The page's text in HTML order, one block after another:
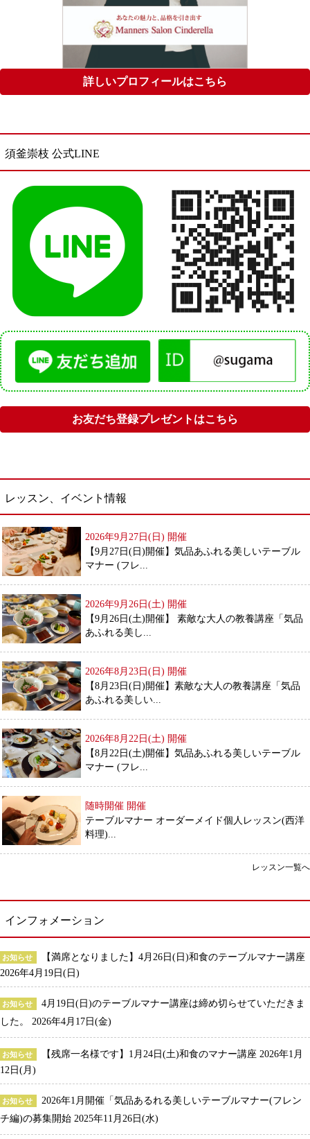
詳しいプロフィールはこちら
須釜崇枝 公式LINE
お友だち登録プレゼントはこちら
レッスン、イベント情報
2026年9月27日(日) 開催
【9月27日(日)開催】気品あふれる美しいテーブル
マナー (フレ...
2026年9月26日(土) 開催
【9月26日(土)開催】 素敵な大人の教養講座「気品
あふれる美し...
2026年8月23日(日) 開催
【8月23日(日)開催】素敵な大人の教養講座「気品
あふれる美しい...
2026年8月22日(土) 開催
【8月22日(土)開催】気品あふれる美しいテーブル
マナー (フレ...
随時開催 開催
テーブルマナー オーダーメイド個人レッスン(西洋
料理)...
レッスン一覧へ
インフォメーション
お知らせ
【満席となりました】4月26日(日)和食のテーブルマナー講座
2026年4月19日(日)
お知らせ
4月19日(日)のテーブルマナー講座は締め切らせていただきま
した。 2026年4月17日(金)
お知らせ 【残席一名様です】1月24日(土)和食のマナー講座 2026年1月
12日(月)
お知らせ
2026年1月開催「気品あるれる美しいテーブルマナー(フレン
チ編)の募集開始 2025年11月26日(水)